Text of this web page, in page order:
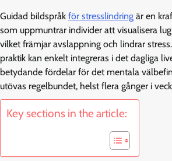
Guidad bildspråk för stresslindring är en
som uppmuntrar individer att visualisera
vilket främjar avslappning och lindrar
praktik kan enkelt integreras i det dagliga
betydande fördelar för det mentala
utövas regelbundet, helst flera gånger i
Key sections in the article: